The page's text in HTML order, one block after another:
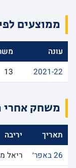
ממוצעים
עונה
2021-22
13
משחק אחרי
תאריך יריבה
26 באפר׳
ריאל